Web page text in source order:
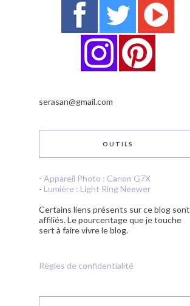
serasan@gmail.com
OUTILS
- Appareil Photo : Canon G7X
- Lumière : Light Ring Neewer
Certains liens présents sur ce blog sont
affiliés. Le pourcentage que je touche
sert à faire vivre le blog.
Règles de confidentialité